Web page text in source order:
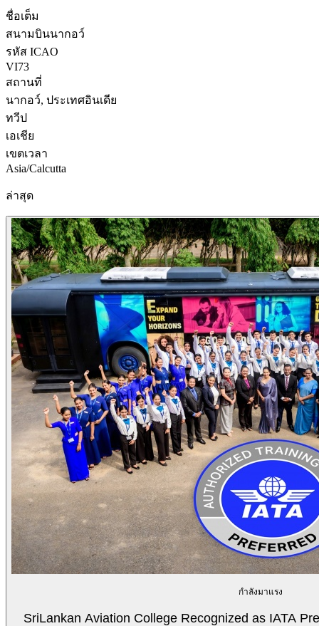
ชื่อเต็ม
สนามบินนากอว์
รหัส ICAO
VI73
สถานที่
นากอว์, ประเทศอินเดีย
ทวีป
เอเชีย
เขตเวลา
Asia/Calcutta
ล่าสุด
กำลังมาแรง
SriLankan Aviation College Recognized as IATA